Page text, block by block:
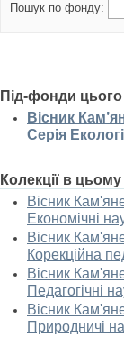
Пошук по фонду:
Під-фонди
Вісник
Серія
Колекції в
Вісник
Економічні
Вісник
Корекційна
Вісник
Педагогічні
Вісник
Природничі